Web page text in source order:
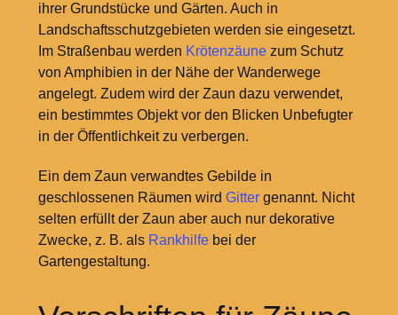
ihrer Grundstücke und Gärten. Auch in
Landschaftsschutzgebieten werden sie eingesetzt.
Im Straßenbau werden Krötenzäunezum Schutz
von Amphibien in der Nähe der Wanderwege
angelegt. Zudem wird der Zaun dazu verwendet,
ein bestimmtes Objekt vor den Blicken Unbefugter
in der Öffentlichkeit zu verbergen.
Ein dem Zaun verwandtes Gebilde in
geschlossenen Räumen wird Gittergenannt. Nicht
selten erfüllt der Zaun aber auch nur dekorative
Zwecke, z. B. als Rankhilfebei der
Gartengestaltung.